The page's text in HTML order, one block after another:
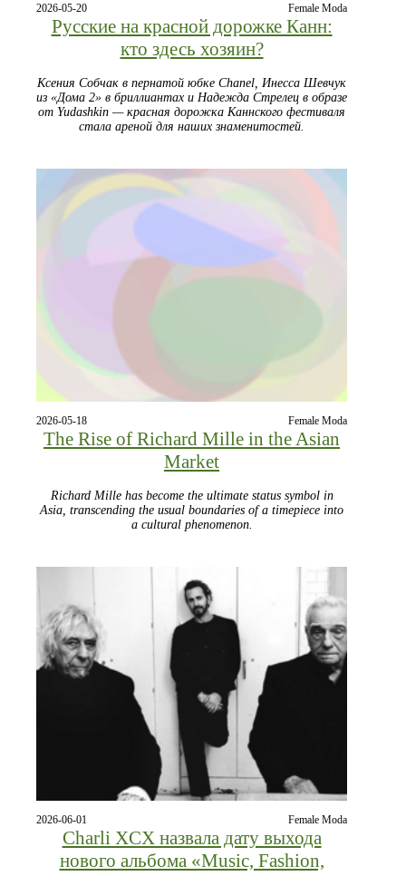
2026-05-20 Female Moda
Русские на красной дорожке Канн:
кто здесь хозяин?
Ксения Собчак в пернатой юбке Chanel, Инесса Шевчук
из «Дома 2» в бриллиантах и Надежда Стрелец в образе
от Yudashkin — красная дорожка Каннского фестиваля
стала ареной для наших знаменитостей.
2026-05-18 Female Moda
The Rise of Richard Mille in the Asian
Market
Richard Mille has become the ultimate status symbol in
Asia, transcending the usual boundaries of a timepiece into
a cultural phenomenon.
2026-06-01 Female Moda
Charli XCX назвала дату выхода
нового альбома «Music, Fashion,